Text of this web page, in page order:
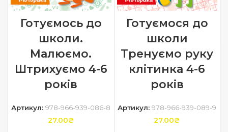
Готуємось до
школи.
Малюємо.
Штрихуємо 4-6
років
Артикул:978-966-939-086-8
27.00₴
Готуємося до
школи
Тренуємо руку
клітинка 4-6
років
Артикул:978-966-939-089-9
27.00₴